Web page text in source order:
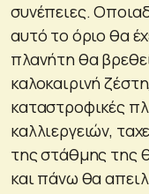
συνέπειες.
αυτό το όριο θα
πλανήτη θα
καλοκαιρινή
καταστροφικές
καλλιεργειών,
της στάθμης της
και πάνω θα